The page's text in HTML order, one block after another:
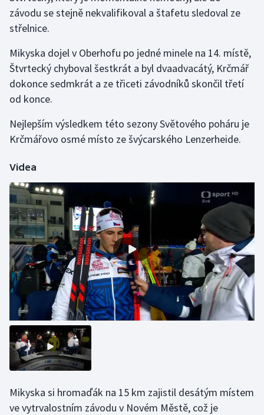
závodu se stejně nekvalifikoval a štafetu sledoval ze
střelnice.
Mikyska dojel v Oberhofu po jedné minele na 14. místě,
Štvrtecký chyboval šestkrát a byl dvaadvacátý, Krčmář
dokonce sedmkrát a ze třiceti závodníků skončil třetí
od konce.
Nejlepším výsledkem této sezony Světového poháru je
Krčmářovo osmé místo ze švýcarského Lenzerheide.
Videa
Mikyska si hromaďák na 15 km zajistil desátým místem
ve vytrvalostním závodu v Novém Městě, což je